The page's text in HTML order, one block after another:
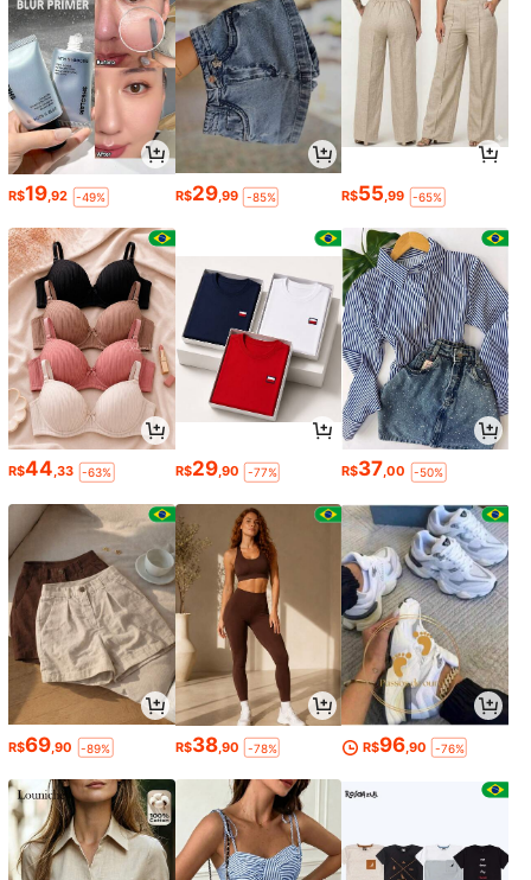
R$19,92 -49% R$29,99 -85% R$55,99 -65%
R$44,33 -63% R$29,90 -77% R$37,00 -50%
R$69 ,90 -89% R$38,90 -78% R$96,90 -76%